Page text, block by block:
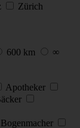
Zürich
600 km
∞
Apotheker
Bogenmacher